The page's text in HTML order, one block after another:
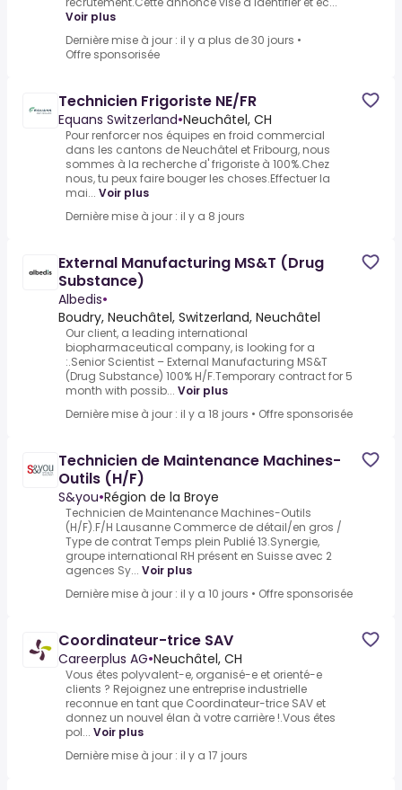
Voir plus
Dernière mise à jour : il y a plus de 30 jours •
Offre sponsorisée
Technicien Frigoriste NE/FR
Equans Switzerland•Neuchâtel, CH
Pour renforcer nos équipes en froid commercial
dans les cantons de Neuchâtel et Fribourg, nous
sommes à la recherche d' frigoriste à 100%.Chez
nous, tu peux faire bouger les choses.Effectuer la
mai... Voir plus
Dernière mise à jour : il y a 8 jours
External Manufacturing MS&T (Drug
Substance)
Albedis•
Boudry, Neuchâtel, Switzerland, Neuchâtel
Our client, a leading international
biopharmaceutical company, is looking for a
:.Senior Scientist – External Manufacturing MS&T
(Drug Substance) 100% H/F.Temporary contract for 5
month with possib... Voir plus
Dernière mise à jour : il y a 18 jours • Offre sponsorisée
Technicien de Maintenance Machines-
Outils (H/F)
S&you•Région de la Broye
Technicien de Maintenance Machines-Outils
(H/F).F/H Lausanne Commerce de détail/en gros /
Type de contrat Temps plein Publié 13.Synergie,
groupe international RH présent en Suisse avec 2
agences Sy... Voir plus
Dernière mise à jour : il y a 10 jours • Offre sponsorisée
Coordinateur-trice SAV
Careerplus AG•Neuchâtel, CH
Vous êtes polyvalent-e, organisé-e et orienté-e
clients ? Rejoignez une entreprise industrielle
reconnue en tant que Coordinateur-trice SAV et
donnez un nouvel élan à votre carrière !.Vous êtes
pol... Voir plus
Dernière mise à jour : il y a 17 jours